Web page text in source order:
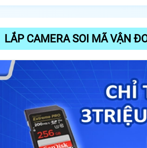
LẮP CAMERA SOI MÃ VẬN